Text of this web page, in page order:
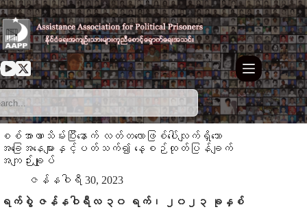
Skip
to
content
စစ်အာဏာသိမ်းပြီးနောက် လတ်တလောဖြစ်ပေါ်လျက်ရှိသော
အခြေအနေများနှင့်ပတ်သက်၍ နေ့စဉ်ထုတ်ပြန်ချက်
အကျဉ်းချုပ်
ဇန်နဝါရီ 30, 2023
ရက်စွဲ ဇန်နဝါရီ လ ၃၀ ရက်၊ ၂၀၂၃ ခုနှစ်